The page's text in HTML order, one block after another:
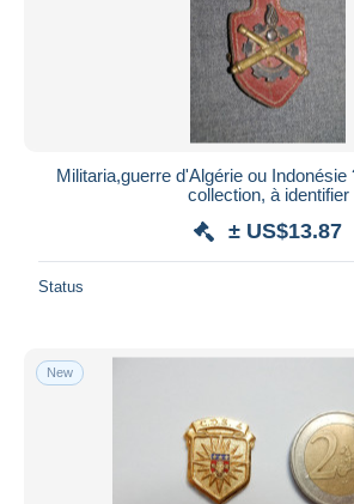
Submit
Militaria,guerre d'Algérie ou Indonésie
collection, à identifier
± US$13.87
Status
New